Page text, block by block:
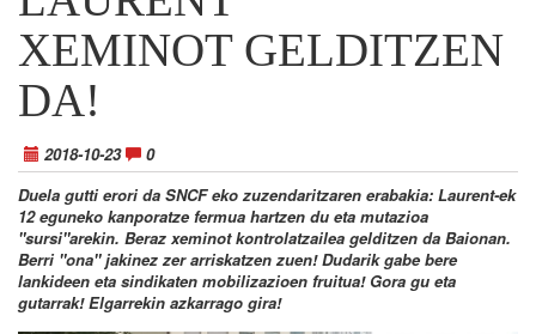
XEMINOT GELDITZEN
DA!
2018-10-23
0
Duela gutti erori da SNCF eko zuzendaritzaren erabakia: Laurent-ek
12 eguneko kanporatze fermua hartzen du eta mutazioa
"sursi"arekin. Beraz xeminot kontrolatzailea gelditzen da Baionan.
Berri "ona" jakinez zer arriskatzen zuen! Dudarik gabe bere
lankideen eta sindikaten mobilizazioen fruitua! Gora gu eta
gutarrak! Elgarrekin azkarrago gira!